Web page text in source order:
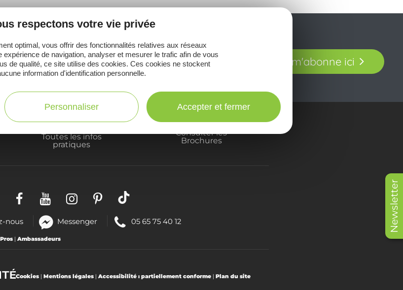
Newsletter
pas notre newsletter mensuelle et laissez-vous
pour profiter pleinement de votre séjour en Aveyron.
Je m'abonne ici
Toutes les infos
pratiques
Consulter les
Brochures
nous Messenger(nouvelle
fenêtre)
Téléphoner
05 65 75 40 12
Pros | Ambassadeurs
Cookies | Mentions légales | Accessibilité : partiellement conforme | Plan du site
respectons votre vie privée
optimal, vous offrir des fonctionnalités relatives aux réseaux
expérience de navigation, analyser et mesurer le trafic afin de vous
de qualité, ce site utilise des cookies. Ces cookies ne stockent
information d'identification personnelle.
Personnaliser Accepter et fermer